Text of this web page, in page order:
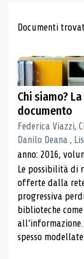
Documenti
Chi siamo?
documento
Federica Viazzi,
Danilo Deana ,
anno: 2016,
Le possibilità di
offerte dalla
progressiva
biblioteche
spesso